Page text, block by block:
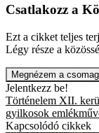
Csatlakozz a
Ezt a cikket teljes
Légy része a
Megnézem a
Jelentkezz be!
Történelem XII.
gyilkosok
Kapcsolódó cikkek